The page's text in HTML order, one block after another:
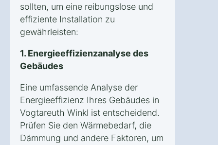
sollten, um eine reibungslose und
effiziente Installation zu
gewährleisten:
1. Energieeffizienzanalyse des
Gebäudes
Eine umfassende Analyse der
Energieeffizienz Ihres Gebäudes in
Vogtareuth Winkl ist entscheidend.
Prüfen Sie den Wärmebedarf, die
Dämmung und andere Faktoren, um